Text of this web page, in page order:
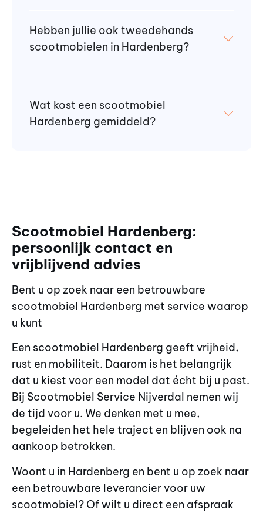
Hebben jullie ook tweedehands
scootmobielen in Hardenberg?
Wat kost een scootmobiel
Hardenberg gemiddeld?
Scootmobiel Hardenberg:
persoonlijk contact en
vrijblijvend advies
Bent u op zoek naar een betrouwbare
scootmobiel Hardenberg met service waarop
u kunt
Een scootmobiel Hardenberg geeft vrijheid,
rust en mobiliteit. Daarom is het belangrijk
dat u kiest voor een model dat écht bij u past.
Bij Scootmobiel Service Nijverdal nemen wij
de tijd voor u. We denken met u mee,
begeleiden het hele traject en blijven ook na
aankoop betrokken.
Woont u in Hardenberg en bent u op zoek naar
een betrouwbare leverancier voor uw
scootmobiel? Of wilt u direct een afspraak